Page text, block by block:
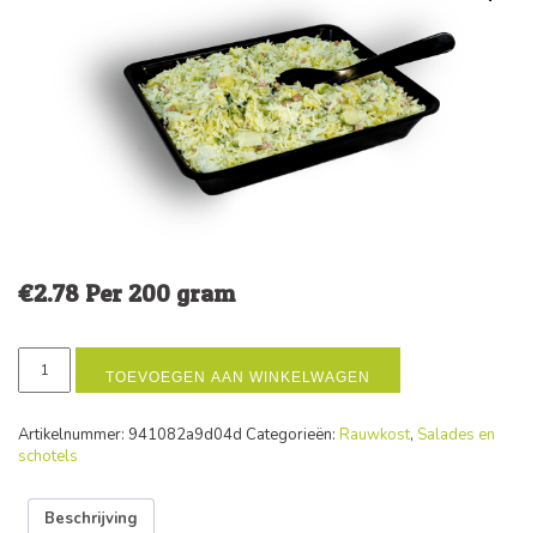
€2.78 Per 200 gram
prei
TOEVOEGEN AAN WINKELWAGEN
Artikelnummer: 941082a9d04d Categorieën: Rauwkost, Salades en
schotels
Beschrijving